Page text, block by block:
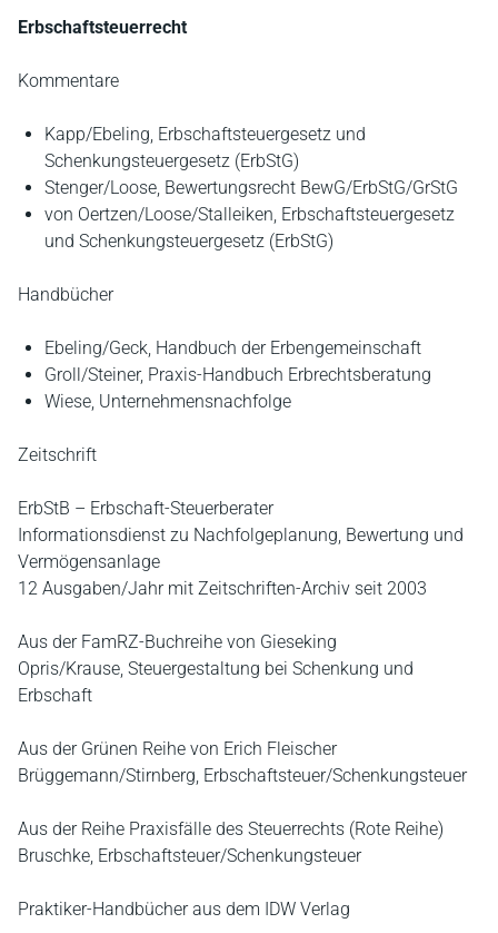
Erbschaftsteuerrecht
Kommentare
Kapp/Ebeling, Erbschaftsteuergesetz und
Schenkungsteuergesetz (ErbStG)
Stenger/Loose, Bewertungsrecht BewG/ErbStG/GrStG
von Oertzen/Loose/Stalleiken, Erbschaftsteuergesetz
und Schenkungsteuergesetz (ErbStG)
Handbücher
Ebeling/Geck, Handbuch der Erbengemeinschaft
Groll/Steiner, Praxis-Handbuch Erbrechtsberatung
Wiese, Unternehmensnachfolge
Zeitschrift
ErbStB – Erbschaft-Steuerberater
Informationsdienst zu Nachfolgeplanung, Bewertung und
Vermögensanlage
12 Ausgaben/Jahr mit Zeitschriften-Archiv seit 2003
Aus der FamRZ-Buchreihe von Gieseking
Opris/Krause, Steuergestaltung bei Schenkung und
Erbschaft
Aus der Grünen Reihe von Erich Fleischer
Brüggemann/Stirnberg, Erbschaftsteuer/Schenkungsteuer
Aus der Reihe Praxisfälle des Steuerrechts (Rote Reihe)
Bruschke, Erbschaftsteuer/Schenkungsteuer
Praktiker-Handbücher aus dem IDW Verlag